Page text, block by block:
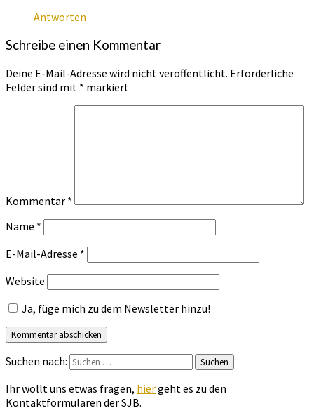
Antworten
Schreibe einen Kommentar
Deine E-Mail-Adresse wird nicht veröffentlicht. Erforderliche
Felder sind mit * markiert
Kommentar *
Name *
E-Mail-Adresse *
Website
Ja, füge mich zu dem Newsletter hinzu!
Suchen nach: Suchen
Ihr wollt uns etwas fragen, hiergeht es zu den
Kontaktformularen der SJB.